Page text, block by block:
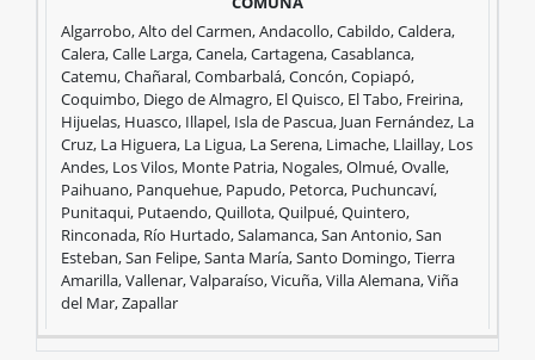
Monto:
$800.000.000
Beneficiarios Comunas
Algarrobo, Alto del Carmen, Andacollo, Cabildo, Caldera,
Calera, Calle Larga, Canela, Cartagena, Casablanca,
Catemu, Chañaral, Combarbalá, Concón, Copiapó,
Coquimbo, Diego de Almagro, El Quisco, El Tabo, Freirina,
Hijuelas, Huasco, Illapel, Isla de Pascua, Juan Fernández, La
Cruz, La Higuera, La Ligua, La Serena, Limache, Llaillay, Los
Andes, Los Vilos, Monte Patria, Nogales, Olmué, Ovalle,
Paihuano, Panquehue, Papudo, Petorca, Puchuncaví,
Punitaqui, Putaendo, Quillota, Quilpué, Quintero,
Rinconada, Río Hurtado, Salamanca, San Antonio, San
Esteban, San Felipe, Santa María, Santo Domingo, Tierra
Amarilla, Vallenar, Valparaíso, Vicuña, Villa Alemana, Viña
del Mar, Zapallar